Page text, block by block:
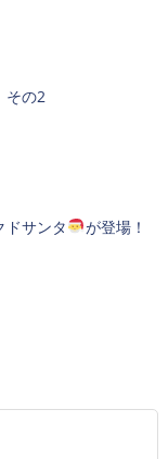
の2
ドサンタ が登場！